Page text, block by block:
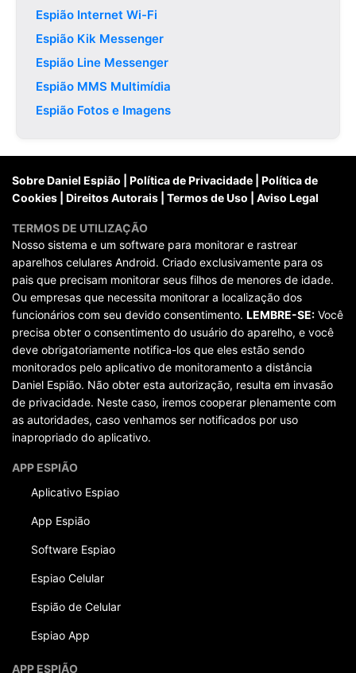
Espião Internet Wi-Fi
Espião Kik Messenger
Espião Line Messenger
Espião MMS Multimídia
Espião Fotos e Imagens
Sobre Daniel Espião Política de Privacidade
Política de
Cookies
Direitos Autorais Termos de Uso Aviso Legal
TERMOS DE UTILIZAÇÃO
Nosso sistema e um software para monitorar e rastrear
aparelhos celulares Android. Criado exclusivamente para os
pais que precisam monitorar seus filhos de menores de idade.
Ou empresas que necessita monitorar a localização dos
funcionários com seu devido consentimento. LEMBRE-SE: Você
precisa obter o consentimento do usuário do aparelho, e você
deve obrigatoriamente notifica-los que eles estão sendo
monitorados pelo aplicativo de monitoramento a distância
Daniel Espião. Não obter esta autorização, resulta em invasão
de privacidade. Neste caso, iremos cooperar plenamente com
as autoridades, caso venhamos ser notificados por uso
inapropriado do aplicativo.
APP ESPIÃO
Aplicativo Espiao
App Espião
Software Espiao
Espiao Celular
Espião de Celular
Espiao App
APP ESPIÃO